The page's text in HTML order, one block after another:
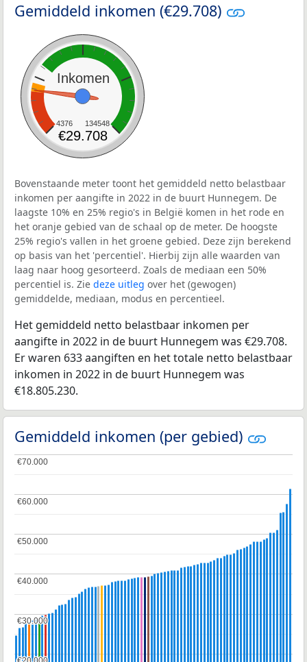
Gemiddeld inkomen (€29.708)
Inkomen
4376 134548
€29.708
Bovenstaande meter toont het gemiddeld netto belastbaar
inkomen per aangifte in 2022 in de buurt Hunnegem. De
laagste 10% en 25% regio's in België komen in het rode en
het oranje gebied van de schaal op de meter. De hoogste
25% regio's vallen in het groene gebied. Deze zijn berekend
op basis van het 'percentiel'. Hierbij zijn alle waarden van
laag naar hoog gesorteerd. Zoals de mediaan een 50%
percentiel is. Zie deze uitleg over het (gewogen)
gemiddelde, mediaan, modus en percentieel.
Het gemiddeld netto belastbaar inkomen per
aangifte in 2022 in de buurt Hunnegem was €29.708.
Er waren 633 aangiften en het totale netto belastbaar
inkomen in 2022 in de buurt Hunnegem was
€18.805.230.
Gemiddeld inkomen (per gebied)
€30.000
€30.000
€40.000
€40.000
€50.000
€50.000
€60.000
€60.000
€70.000
€70.000